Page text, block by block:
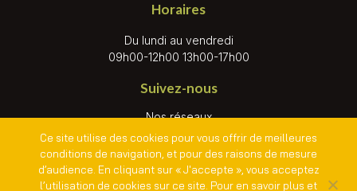
Horaires
Du lundi au vendredi
09h00-12h00 13h00-17h00
Suivez-nous
Nos réseaux
Ce site utilise des cookies pour vous offrir de meilleures
conditions de navigation, et pour des raisons de mesure
d’audience. En cliquant sur « J'accepte », vous acceptez
l’utilisation de cookies sur ce site. Pour en savoir plus et